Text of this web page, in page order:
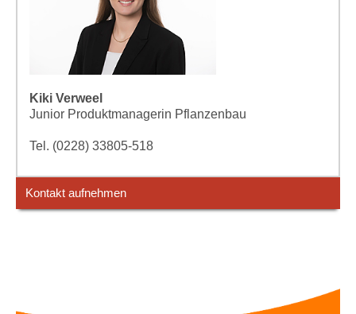
Kiki Verweel
Junior Produktmanagerin Pflanzenbau
Tel. (0228) 33805-518
Kontakt aufnehmen